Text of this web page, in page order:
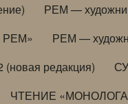
РЕМ —
РЕМ»
РЕМ —
редакция)
ЧТЕНИЕ